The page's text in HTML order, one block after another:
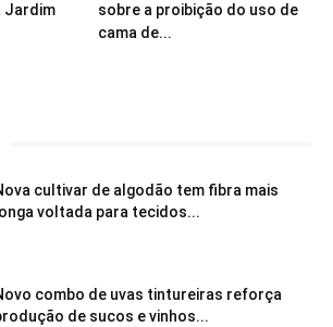
Jardim
sobre a proibição do uso de
cama de...
cultivar de algodão tem fibra mais
longa voltada para tecidos...
combo de uvas tintureiras reforça
de sucos e vinhos...